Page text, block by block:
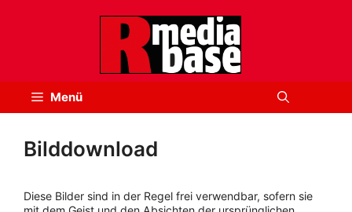
Menü
Bilddownload
Diese Bilder sind in der Regel frei verwendbar, sofern sie